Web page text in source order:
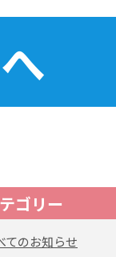
ゴリー
てのお知らせ